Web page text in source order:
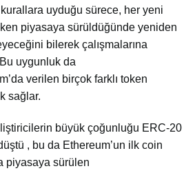
uyduğu sürece, her yeni
piyasaya sürüldüğünde yeniden
bilerek çalışmalarına
uygunluk da
verilen birçok farklı token
sağlar.
büyük çoğunluğu ERC-20
, bu da Ethereum’un ilk coin
piyasaya sürülen